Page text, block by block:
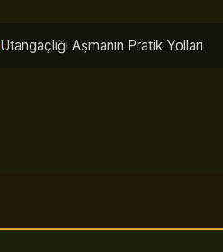
Utangaçlığı Aşmanın Pratik Yolları